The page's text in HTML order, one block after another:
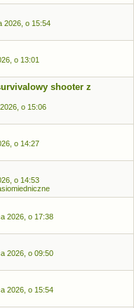
2026, o 15:54
o 13:01
shooter z
o 15:06
o 14:27
o 14:53
2026, o 17:38
2026, o 09:50
2026, o 15:54